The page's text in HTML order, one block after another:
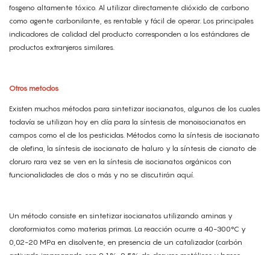
fosgeno altamente tóxico. Al utilizar directamente dióxido de carbono
como agente carbonilante, es rentable y fácil de operar. Los principales
indicadores de calidad del producto corresponden a los estándares de
productos extranjeros similares.
Otros metodos
Existen muchos métodos para sintetizar isocianatos, algunos de los cuales
todavía se utilizan hoy en día para la síntesis de monoisocianatos en
campos como el de los pesticidas. Métodos como la síntesis de isocianato
de olefina, la síntesis de isocianato de haluro y la síntesis de cianato de
cloruro rara vez se ven en la síntesis de isocianatos orgánicos con
funcionalidades de dos o más y no se discutirán aquí.
Un método consiste en sintetizar isocianatos utilizando aminas y
cloroformiatos como materias primas. La reacción ocurre a 40-300°C y
0,02-20 MPa en disolvente, en presencia de un catalizador (carbón